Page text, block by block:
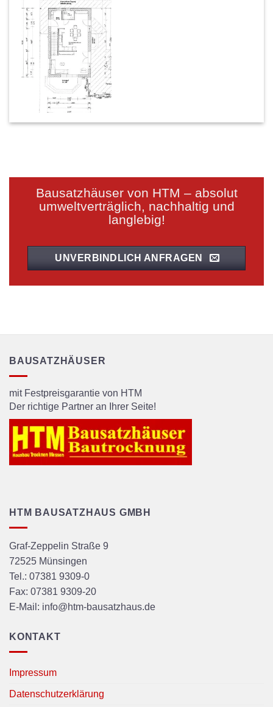
Abbildung teilweise
Bausatzhäuser von HTM – absolut
umweltverträglich, nachhaltig und
langlebig!
UNVERBINDLICH ANFRAGEN
BAUSATZHÄUSER
mit Festpreisgarantie von HTM
Der richtige Partner an Ihrer Seite!
HTM BAUSATZHAUS GMBH
Graf-Zeppelin Straße 9
72525 Münsingen
Tel.: 07381 9309-0
Fax: 07381 9309-20
E-Mail: info@htm-bausatzhaus.de
KONTAKT
Impressum
Datenschutzerklärung